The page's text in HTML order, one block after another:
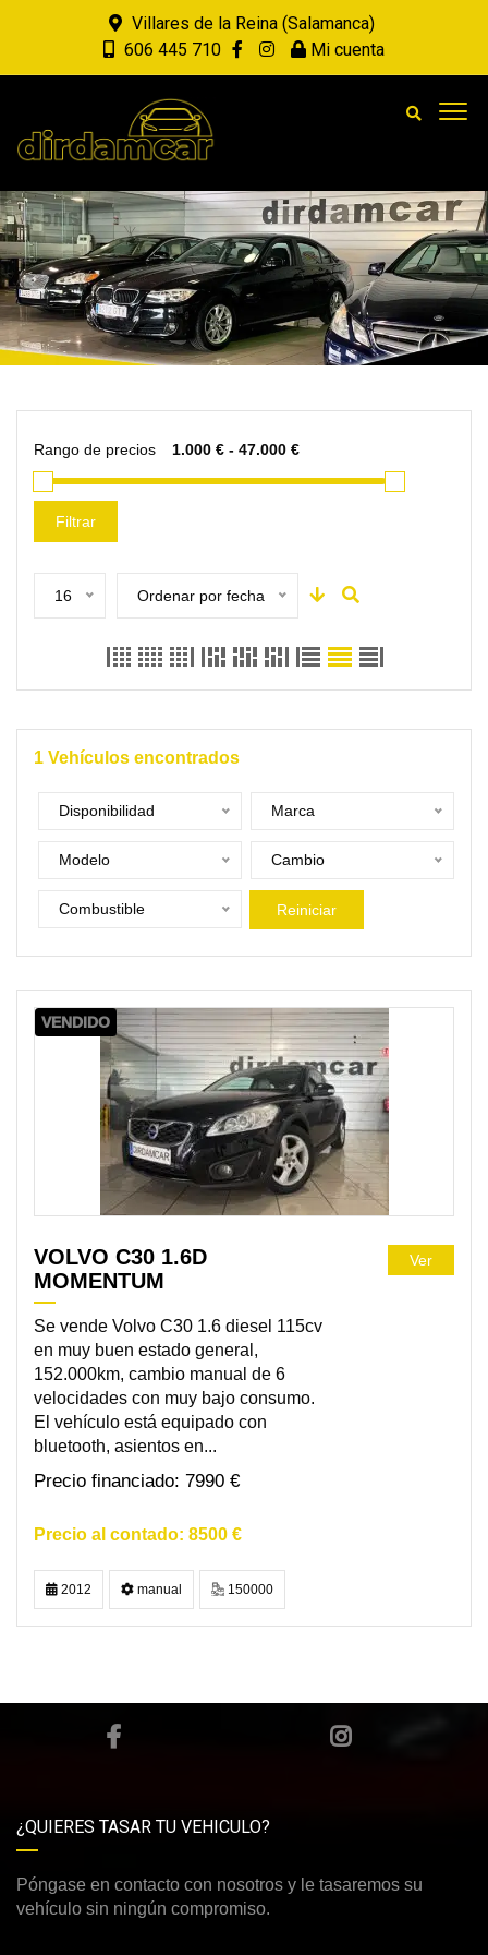
Villares de la Reina (Salamanca)
606 445 710
Mi cuenta
Rango de precios
Filtrar
16 Ordenar por fecha
1 Vehículos encontrados
Disponibilidad Marca
Modelo Cambio
Combustible Reiniciar
VENDIDO
VOLVO C30 1.6D
MOMENTUM
Se vende Volvo C30 1.6 diesel 115cv
en muy buen estado general,
152.000km, cambio manual de 6
velocidades con muy bajo consumo.
El vehículo está equipado con
bluetooth, asientos en...
7990 €
8500 €
Ver
2012 manual 150000
¿QUIERES TASAR TU VEHICULO?
Póngase en contacto con nosotros y le tasaremos su
vehículo sin ningún compromiso.